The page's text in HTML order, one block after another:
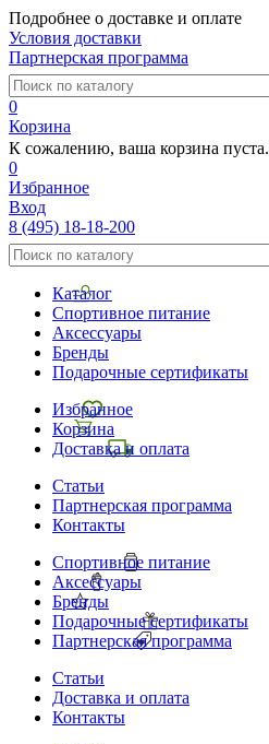
Подробнее о доставке и оплате
Условия доставки
Партнерская программа
0
Корзина
К сожалению, ваша корзина пуста.
0
Избранное
Вход
8 (495) 18-18-200
Каталог
Спортивное питание
Аксессуары
Бренды
Подарочные сертификаты
Избранное
Корзина
Доставка и оплата
Статьи
Партнерская программа
Контакты
Спортивное питание
Аксессуары
Бренды
Подарочные сертификаты
Партнерская программа
Статьи
Доставка и оплата
Контакты